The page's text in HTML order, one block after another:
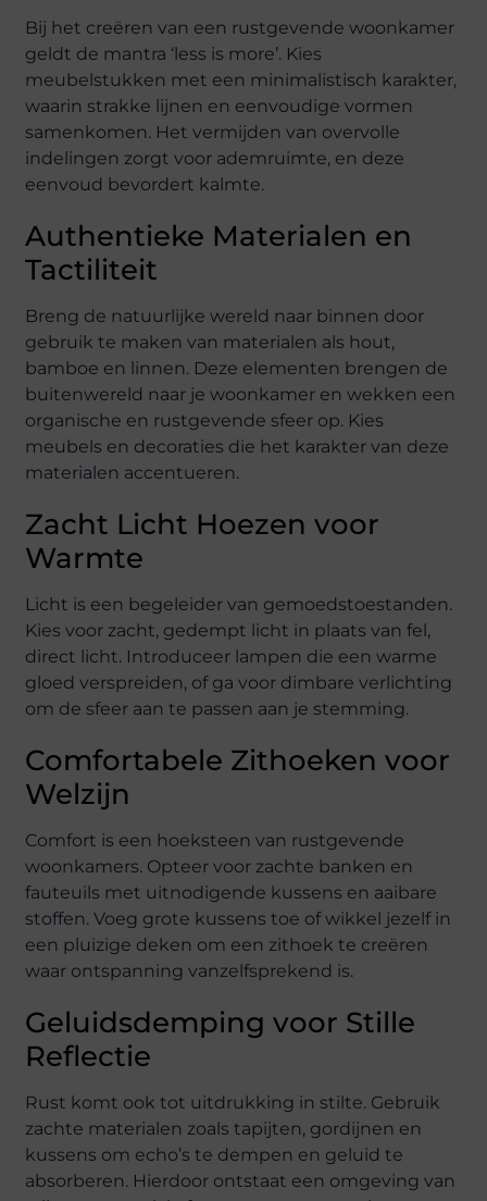
Bij het creëren van een rustgevende woonkamer
geldt de mantra ‘less is more’. Kies
meubelstukken met een minimalistisch karakter,
waarin strakke lijnen en eenvoudige vormen
samenkomen. Het vermijden van overvolle
indelingen zorgt voor ademruimte, en deze
eenvoud bevordert kalmte.
Authentieke Materialen en
Tactiliteit
Breng de natuurlijke wereld naar binnen door
gebruik te maken van materialen als hout,
bamboe en linnen. Deze elementen brengen de
buitenwereld naar je woonkamer en wekken een
organische en rustgevende sfeer op. Kies
meubels en decoraties die het karakter van deze
materialen accentueren.
Zacht Licht Hoezen voor
Warmte
Licht is een begeleider van gemoedstoestanden.
Kies voor zacht, gedempt licht in plaats van fel,
direct licht. Introduceer lampen die een warme
gloed verspreiden, of ga voor dimbare verlichting
om de sfeer aan te passen aan je stemming.
Comfortabele Zithoeken voor
Welzijn
Comfort is een hoeksteen van rustgevende
woonkamers. Opteer voor zachte banken en
fauteuils met uitnodigende kussens en aaibare
stoffen. Voeg grote kussens toe of wikkel jezelf in
een pluizige deken om een zithoek te creëren
waar ontspanning vanzelfsprekend is.
Geluidsdemping voor Stille
Reflectie
Rust komt ook tot uitdrukking in stilte. Gebruik
zachte materialen zoals tapijten, gordijnen en
kussens om echo’s te dempen en geluid te
absorberen. Hierdoor ontstaat een omgeving van